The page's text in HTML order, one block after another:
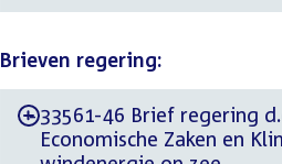
Brieven regering:
-33561-46 Brief regering
Economische Zaken en